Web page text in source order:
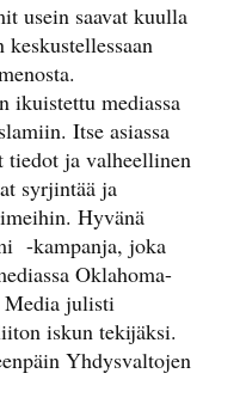
usein saavat kuulla
keskustellessaan
ikuistettu mediassa
Itse asiassa
tiedot ja valheellinen
syrjintää ja
Hyvänä
-kampanja, joka
Oklahoma-
Media julisti
iskun tekijäksi.
Yhdysvaltojen